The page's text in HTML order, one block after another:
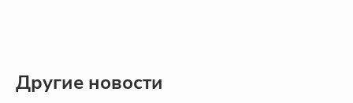
Другие новости